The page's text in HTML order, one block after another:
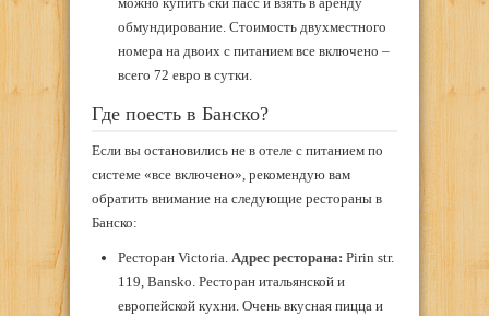
обмундирование. Стоимость двухместного
номера на двоих с питанием все включено –
всего 72 евро в сутки.
Где поесть в Банско?
Если вы остановились не в отеле с питанием по
системе «все включено», рекомендую вам
обратить внимание на следующие рестораны в
Банско:
Ресторан Victoria. Адрес ресторана: Pirin str.
119, Bansko. Ресторан итальянской и
европейской кухни. Очень вкусная пицца и